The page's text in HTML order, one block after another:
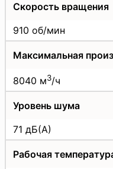
Скорость вращения
910 об/мин
Максимальная
8040 м3/ч
Уровень шума
71 дБ(А)
Рабочая